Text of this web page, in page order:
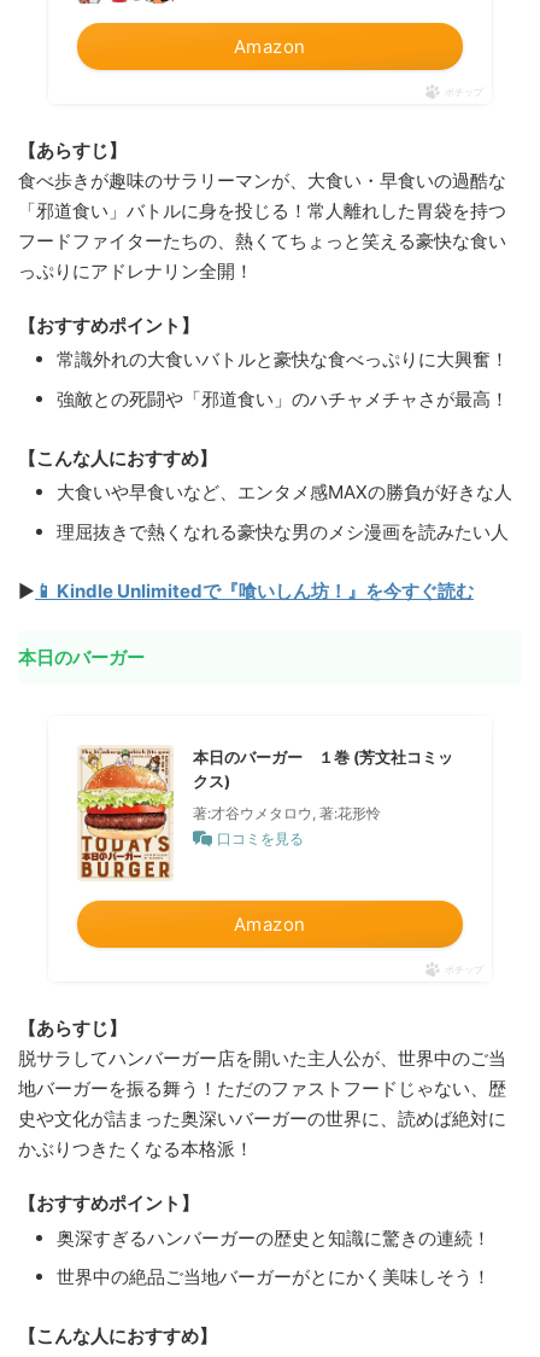
Amazon
ポチップ
【あらすじ】
食べ歩きが趣味のサラリーマンが、大食い・早食いの過酷な
「邪道食い」バトルに身を投じる！常人離れした胃袋を持つ
フードファイターたちの、熱くてちょっと笑える豪快な食い
っぷりにアドレナリン全開！
【おすすめポイント】
常識外れの大食いバトルと豪快な食べっぷりに大興奮！
強敵との死闘や「邪道食い」のハチャメチャさが最高！
【こんな人におすすめ】
大食いや早食いなど、エンタメ感MAXの勝負が好きな人
理屈抜きで熱くなれる豪快な男のメシ漫画を読みたい人
▶ 📱 Kindle Unlimitedで『喰いしん坊！』を今すぐ読む
本日のバーガー
本日のバーガー １巻 (芳文社コミッ
クス)
著:才谷ウメタロウ, 著:花形怜
口コミを見る
Amazon
ポチップ
【あらすじ】
脱サラしてハンバーガー店を開いた主人公が、世界中のご当
地バーガーを振る舞う！ただのファストフードじゃない、歴
史や文化が詰まった奥深いバーガーの世界に、読めば絶対に
かぶりつきたくなる本格派！
【おすすめポイント】
奥深すぎるハンバーガーの歴史と知識に驚きの連続！
世界中の絶品ご当地バーガーがとにかく美味しそう！
【こんな人におすすめ】